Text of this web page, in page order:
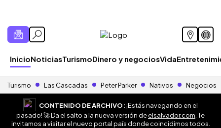
InicioNoticiasTurismoDinero y negociosVida
Turismo Las Cascadas Peter Parker Nativos Negocios
CONTENIDO DE ARCHIVO:¡Estás navegando en el
pasado! 🚀 Da el salto a la nueva versión deelsalvador.com . Te
invitamos a visitar el nuevo portal país donde coincidimos todos.